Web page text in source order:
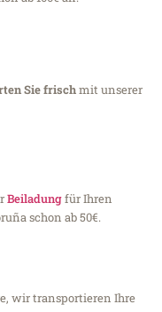
Sie frischmit unserer
Beiladungfür Ihren
schon ab 50€.
wir transportieren Ihre